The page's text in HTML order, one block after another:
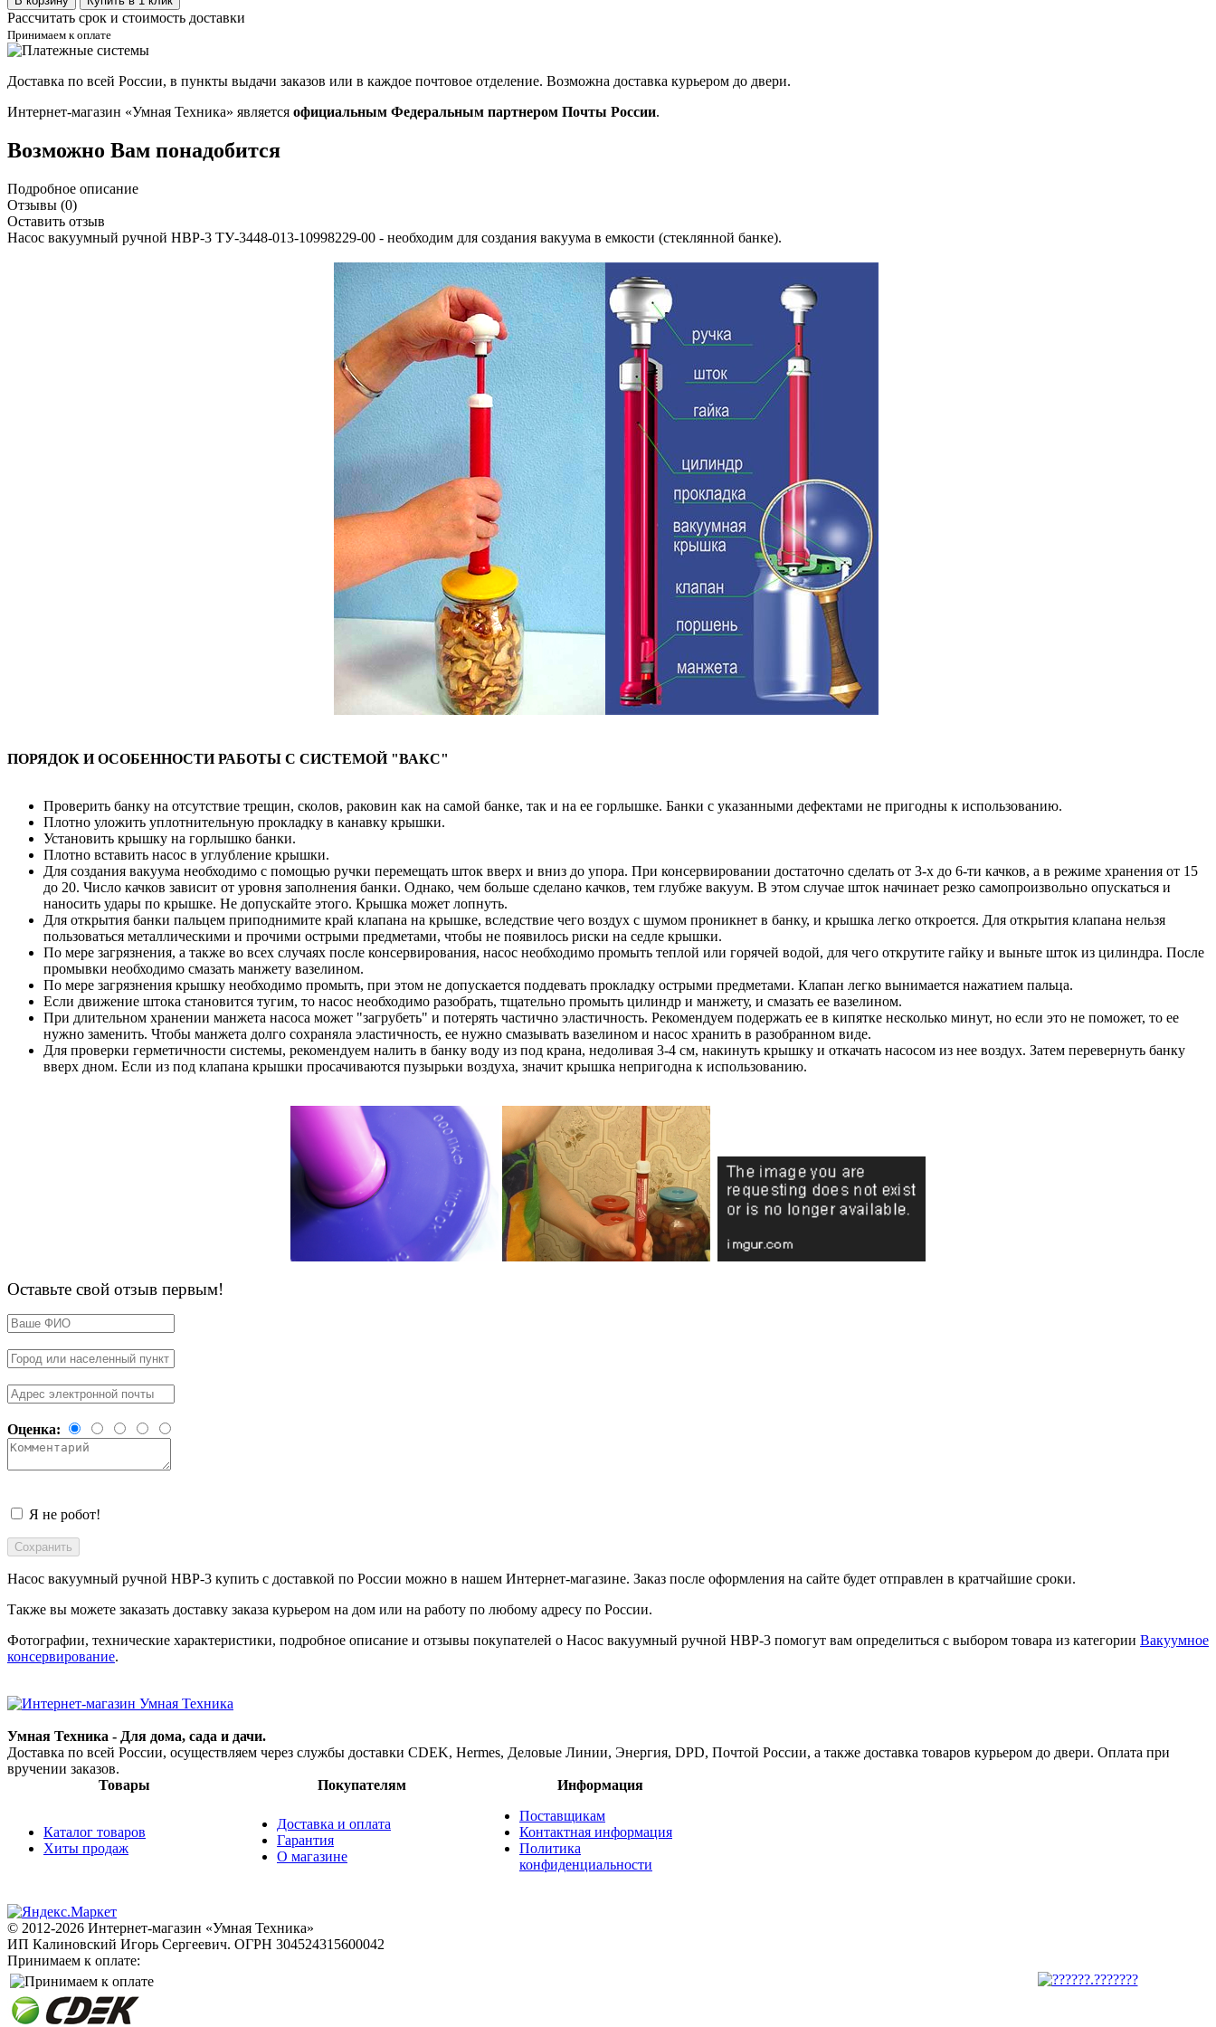
Рассчитать срок и стоимость доставки
Принимаем к оплате
Доставка по всей России, в пункты выдачи заказов или в каждое почтовое отделение. Возможна доставка курьером до двери.
Интернет-магазин «Умная Техника» является официальным Федеральным партнером Почты России.
Возможно Вам понадобится
Подробное описание
Отзывы (0)
Оставить отзыв
Насос вакуумный ручной НВР-3 ТУ-3448-013-10998229-00 - необходим для создания вакуума в емкости (стеклянной банке).
ПОРЯДОК И ОСОБЕННОСТИ РАБОТЫ С СИСТЕМОЙ "ВАКС"
Проверить банку на отсутствие трещин, сколов, раковин как на самой банке, так и на ее горлышке. Банки с указанными дефектами не пригодны к использованию.
Плотно уложить уплотнительную прокладку в канавку крышки.
Установить крышку на горлышко банки.
Плотно вставить насос в углубление крышки.
Для создания вакуума необходимо с помощью ручки перемещать шток вверх и вниз до упора. При консервировании достаточно сделать от 3-х до 6-ти качков, а в режиме хранения от 15
до 20. Число качков зависит от уровня заполнения банки. Однако, чем больше сделано качков, тем глубже вакуум. В этом случае шток начинает резко самопроизвольно опускаться и
наносить удары по крышке. Не допускайте этого. Крышка может лопнуть.
Для открытия банки пальцем приподнимите край клапана на крышке, вследствие чего воздух с шумом проникнет в банку, и крышка легко откроется. Для открытия клапана нельзя
пользоваться металлическими и прочими острыми предметами, чтобы не появилось риски на седле крышки.
По мере загрязнения, а также во всех случаях после консервирования, насос необходимо промыть теплой или горячей водой, для чего открутите гайку и выньте шток из цилиндра. После
промывки необходимо смазать манжету вазелином.
По мере загрязнения крышку необходимо промыть, при этом не допускается поддевать прокладку острыми предметами. Клапан легко вынимается нажатием пальца.
Если движение штока становится тугим, то насос необходимо разобрать, тщательно промыть цилиндр и манжету, и смазать ее вазелином.
При длительном хранении манжета насоса может "загрубеть" и потерять частично эластичность. Рекомендуем подержать ее в кипятке несколько минут, но если это не поможет, то ее
нужно заменить. Чтобы манжета долго сохраняла эластичность, ее нужно смазывать вазелином и насос хранить в разобранном виде.
Для проверки герметичности системы, рекомендуем налить в банку воду из под крана, недоливая 3-4 см, накинуть крышку и откачать насосом из нее воздух. Затем перевернуть банку
вверх дном. Если из под клапана крышки просачиваются пузырьки воздуха, значит крышка непригодна к использованию.
Оставьте свой отзыв первым!
Оценка:
Я не робот!
Насос вакуумный ручной НВР-3 купить с доставкой по России можно в нашем Интернет-магазине. Заказ после оформления на сайте будет отправлен в кратчайшие сроки.
Также вы можете заказать доставку заказа курьером на дом или на работу по любому адресу по России.
Фотографии, технические характеристики, подробное описание и отзывы покупателей о Насос вакуумный ручной НВР-3 помогут вам определиться с выбором товара из категории Вакуумное
консервирование.
Умная Техника - Для дома, сада и дачи.
Доставка по всей России, осуществляем через службы доставки CDEK, Hermes, Деловые Линии, Энергия, DPD, Почтой России, а также доставка товаров курьером до двери. Оплата при
вручении заказов.
Товары
Покупателям Информация
Каталог товаров
Хиты продаж
Доставка и оплата
Гарантия
О магазине
Поставщикам
Контактная информация
Политика
конфиденциальности
© 2012-2026 Интернет-магазин «Умная Техника»
ИП Калиновский Игорь Сергеевич. ОГРН 304524315600042
Принимаем к оплате: